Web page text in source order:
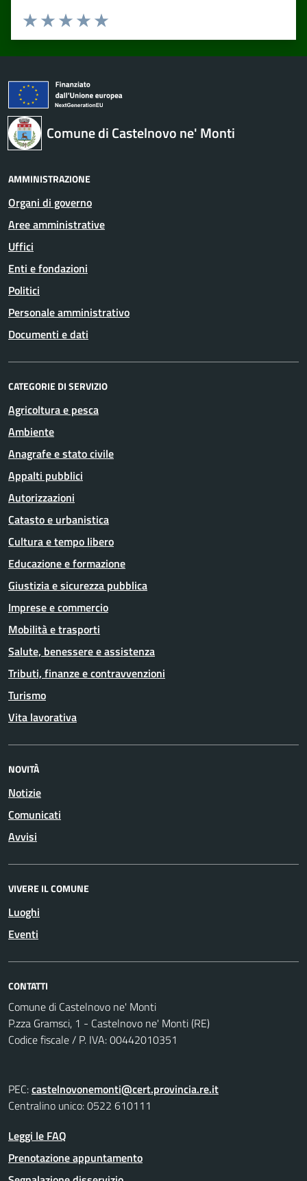
Valuta 5 stelle su 5
Valuta 4 stelle su 5
Valuta 3 stelle su 5
Valuta 2 stelle su 5
Valuta 1 stelle su 5
Comune di Castelnovo ne' Monti
AMMINISTRAZIONE
Organi di governo
Aree amministrative
Uffici
Enti e fondazioni
Politici
Personale amministrativo
Documenti e dati
CATEGORIE DI SERVIZIO
Agricoltura e pesca
Ambiente
Anagrafe e stato civile
Appalti pubblici
Autorizzazioni
Catasto e urbanistica
Cultura e tempo libero
Educazione e formazione
Giustizia e sicurezza pubblica
Imprese e commercio
Mobilità e trasporti
Salute, benessere e assistenza
Tributi, finanze e contravvenzioni
Turismo
Vita lavorativa
NOVITÀ
Notizie
Comunicati
Avvisi
VIVERE IL COMUNE
Luoghi
Eventi
CONTATTI
Comune di Castelnovo ne' Monti
P.zza Gramsci, 1 - Castelnovo ne' Monti (RE)
Codice fiscale / P. IVA: 00442010351
PEC:castelnovonemonti@cert.provincia.re.it
Centralino unico: 0522 610111
Leggi le FAQ
Prenotazione appuntamento